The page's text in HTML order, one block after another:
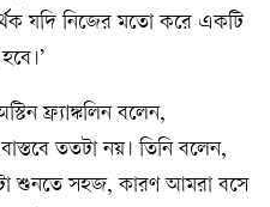
যদি নিজের মতো করে একটি
ফ্র্যাঙ্কলিন বলেন,
ততটা নয়। তিনি বলেন,
শুনতে সহজ, কারণ আমরা বসে